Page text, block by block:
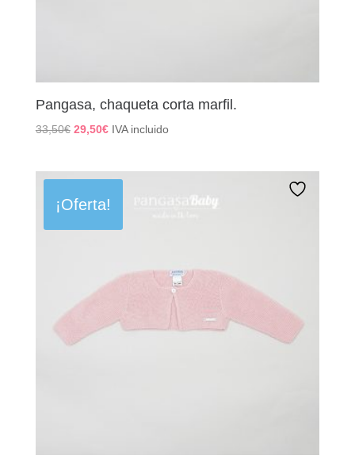
Pangasa, chaqueta corta marfil.
33,50€ El
era:
33,50€.
29,50€El
es:
29,50€.
IVA incluido
¡Oferta!